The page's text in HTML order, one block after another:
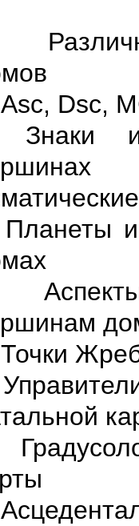
Dsc,
Знаки
А